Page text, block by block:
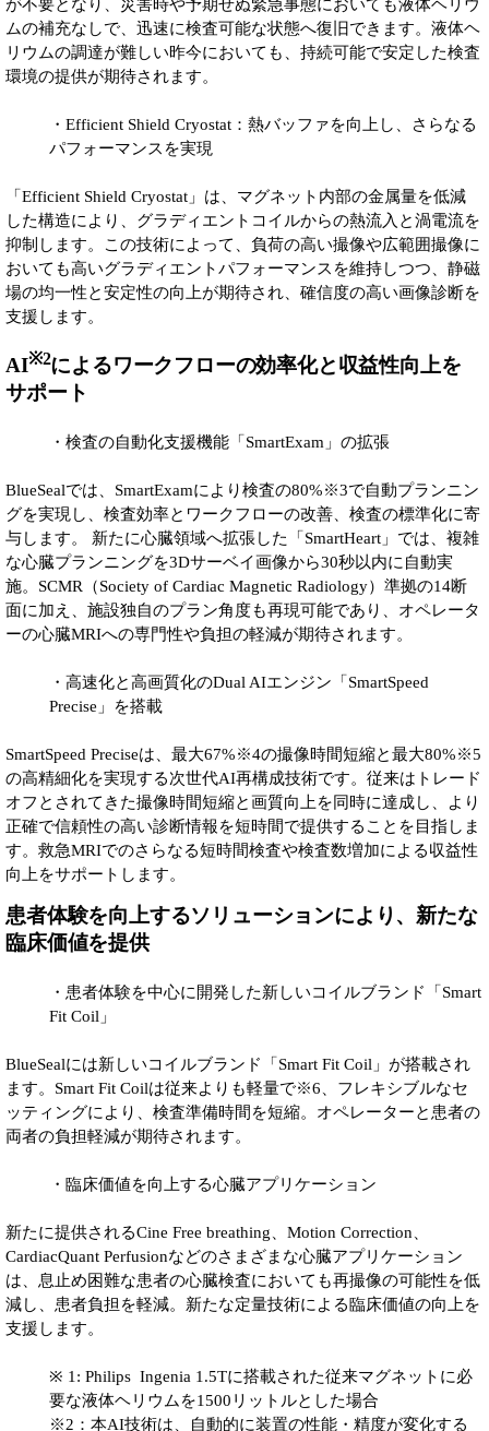
が不要となり、災害時や予期せぬ緊急事態においても液体ヘリウ
ムの補充なしで、迅速に検査可能な状態へ復旧できます。液体ヘ
リウムの調達が難しい昨今においても、持続可能で安定した検査
環境の提供が期待されます。
・Efficient Shield Cryostat：熱バッファを向上し、さらなる
パフォーマンスを実現
「Efficient Shield Cryostat」は、マグネット内部の金属量を低減
した構造により、グラディエントコイルからの熱流入と渦電流を
抑制します。この技術によって、負荷の高い撮像や広範囲撮像に
おいても高いグラディエントパフォーマンスを維持しつつ、静磁
場の均一性と安定性の向上が期待され、確信度の高い画像診断を
支援します。
AI※2によるワークフローの効率化と収益性向上を
サポート
・検査の自動化支援機能「SmartExam」の拡張
BlueSealでは、SmartExamにより検査の80%※3で自動プランニン
グを実現し、検査効率とワークフローの改善、検査の標準化に寄
与します。 新たに心臓領域へ拡張した「SmartHeart」では、複雑
な心臓プランニングを3Dサーベイ画像から30秒以内に自動実
施。SCMR（Society of Cardiac Magnetic Radiology）準拠の14断
面に加え、施設独自のプラン角度も再現可能であり、オペレータ
ーの心臓MRIへの専門性や負担の軽減が期待されます。
・高速化と高画質化のDual AIエンジン「SmartSpeed
Precise」を搭載
SmartSpeed Preciseは、最大67%※4の撮像時間短縮と最大80%※5
の高精細化を実現する次世代AI再構成技術です。従来はトレード
オフとされてきた撮像時間短縮と画質向上を同時に達成し、より
正確で信頼性の高い診断情報を短時間で提供することを目指しま
す。救急MRIでのさらなる短時間検査や検査数増加による収益性
向上をサポートします。
患者体験を向上するソリューションにより、新たな
臨床価値を提供
・患者体験を中心に開発した新しいコイルブランド「Smart
Fit Coil」
BlueSealには新しいコイルブランド「Smart Fit Coil」が搭載され
ます。Smart Fit Coilは従来よりも軽量で※6、フレキシブルなセ
ッティングにより、検査準備時間を短縮。オペレーターと患者の
両者の負担軽減が期待されます。
・臨床価値を向上する心臓アプリケーション
新たに提供されるCine Free breathing、Motion Correction、
CardiacQuant Perfusionなどのさまざまな心臓アプリケーション
は、息止め困難な患者の心臓検査においても再撮像の可能性を低
減し、患者負担を軽減。新たな定量技術による臨床価値の向上を
支援します。
※ 1: Philips Ingenia 1.5Tに搭載された従来マグネットに必
要な液体ヘリウムを1500リットルとした場合
※2：本AI技術は、自動的に装置の性能・精度が変化する